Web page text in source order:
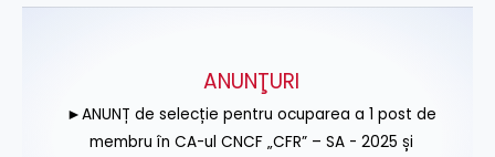
ANUNŢURI
►ANUNȚ de selecție pentru ocuparea a 1 post de
membru în CA-ul CNCF „CFR” – SA - 2025 și